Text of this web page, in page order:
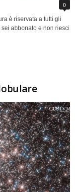
0
è riservata a tutti gli
abbonato e non riesci